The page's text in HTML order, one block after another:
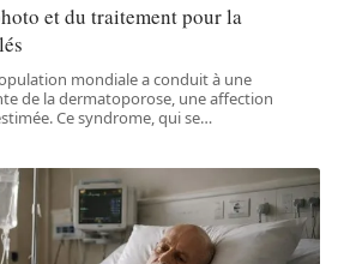
et du traitement pour la
mondiale a conduit à une
de la dermatoporose, une affection
Ce syndrome, qui se…